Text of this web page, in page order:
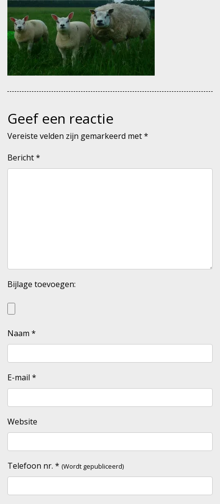
Geef een reactie
Vereiste velden zijn gemarkeerd met*
Bericht*
Bijlage toevoegen:
Naam *
E-mail *
Website
Telefoon nr. * (Wordt gepubliceerd)